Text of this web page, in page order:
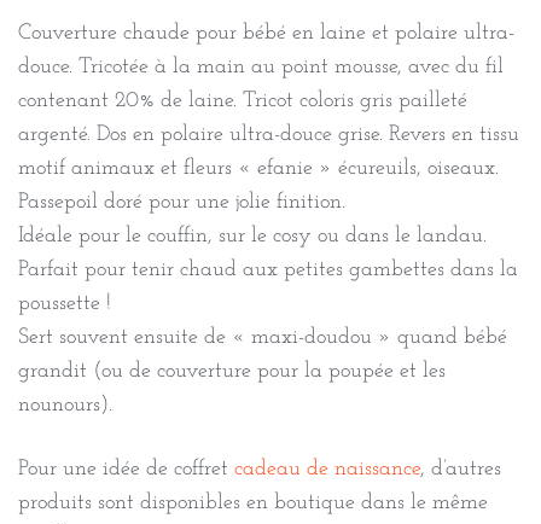
Couverture chaude pour bébé en laine et polaire ultra-
douce. Tricotée à la main au point mousse, avec du fil
contenant 20% de laine. Tricot coloris gris pailleté
argenté. Dos en polaire ultra-douce grise. Revers en tissu
motif animaux et fleurs « efanie » écureuils, oiseaux.
Passepoil doré pour une jolie finition.
Idéale pour le couffin, sur le cosy ou dans le landau.
Parfait pour tenir chaud aux petites gambettes dans la
poussette !
Sert souvent ensuite de « maxi-doudou » quand bébé
grandit (ou de couverture pour la poupée et les
nounours).
Pour une idée de coffret cadeau de naissance, d’autres
produits sont disponibles en boutique dans le même